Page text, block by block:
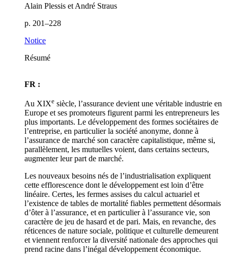
Alain Plessis et André Straus
p. 201–228
Notice
Résumé
FR :
Au XIXe siècle, l’assurance devient une véritable industrie en
Europe et ses promoteurs figurent parmi les entrepreneurs les
plus importants. Le développement des formes sociétaires de
l’entreprise, en particulier la société anonyme, donne à
l’assurance de marché son caractère capitalistique, même si,
parallèlement, les mutuelles voient, dans certains secteurs,
augmenter leur part de marché.
Les nouveaux besoins nés de l’industrialisation expliquent
cette efflorescence dont le développement est loin d’être
linéaire. Certes, les fermes assises du calcul actuariel et
l’existence de tables de mortalité fiables permettent désormais
d’ôter à l’assurance, et en particulier à l’assurance vie, son
caractère de jeu de hasard et de pari. Mais, en revanche, des
réticences de nature sociale, politique et culturelle demeurent
et viennent renforcer la diversité nationale des approches qui
prend racine dans l’inégal développement économique.